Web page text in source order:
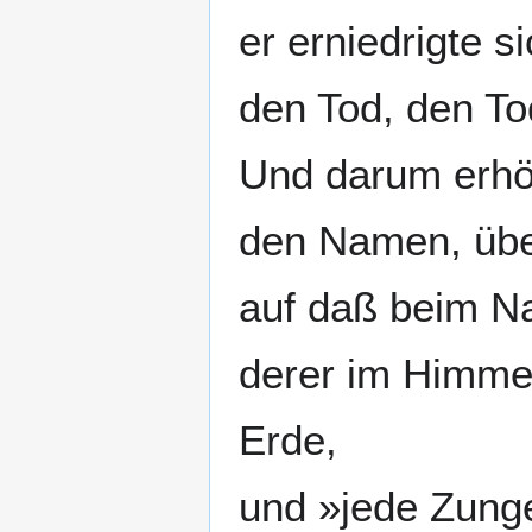
er erniedrigte
den Tod, den
Und darum
den Namen,
auf daß beim
derer im
Erde,
und »jede